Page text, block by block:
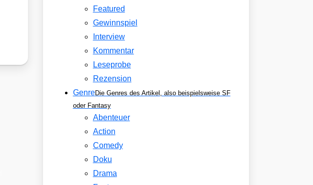
Featured
Gewinnspiel
Interview
Kommentar
Leseprobe
Rezension
GenreDie Genres des Artikel, also beispielsweise SF
oder Fantasy
Abenteuer
Action
Comedy
Doku
Drama